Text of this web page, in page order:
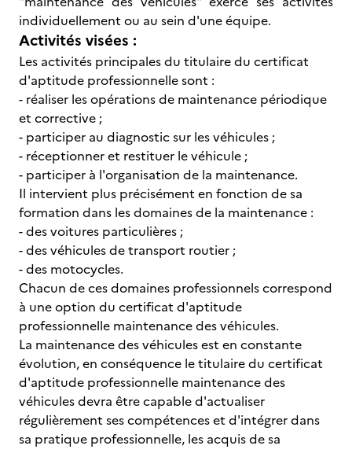
individuellement ou au sein d'une équipe.
Activités visées :
Les activités principales du titulaire du certificat
d'aptitude professionnelle sont :
- réaliser les opérations de maintenance périodique
et corrective ;
- participer au diagnostic sur les véhicules ;
- réceptionner et restituer le véhicule ;
- participer à l'organisation de la maintenance.
Il intervient plus précisément en fonction de sa
formation dans les domaines de la maintenance :
- des voitures particulières ;
- des véhicules de transport routier ;
- des motocycles.
Chacun de ces domaines professionnels correspond
à une option du certificat d'aptitude
professionnelle maintenance des véhicules.
La maintenance des véhicules est en constante
évolution, en conséquence le titulaire du certificat
d'aptitude professionnelle maintenance des
véhicules devra être capable d'actualiser
régulièrement ses compétences et d'intégrer dans
sa pratique professionnelle, les acquis de sa